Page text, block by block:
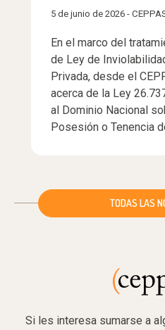
5 de junio de 2026 -
En el marco del
de Ley de
Privada, desde el
acerca de la Ley
al Dominio Nacional
Posesión o Tenencia
TODAS LAS
Si les interesa sumarse a